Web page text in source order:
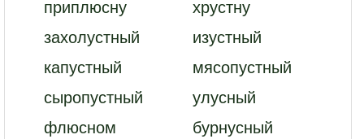
приплюсну
хрустну
захолустный
изустный
капустный
мясопустный
сыропустный
улусный
флюсном
бурнусный